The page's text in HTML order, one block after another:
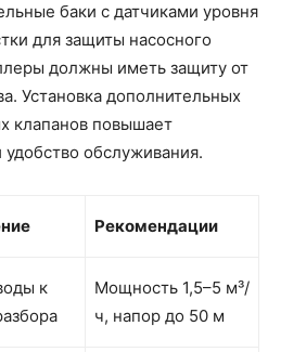
баки с датчиками уровня
для защиты насосного
должны иметь защиту от
Установка дополнительных
клапанов повышает
обслуживания.
Рекомендации
к
Мощность 1,5–5 м³/
ч, напор до 50 м